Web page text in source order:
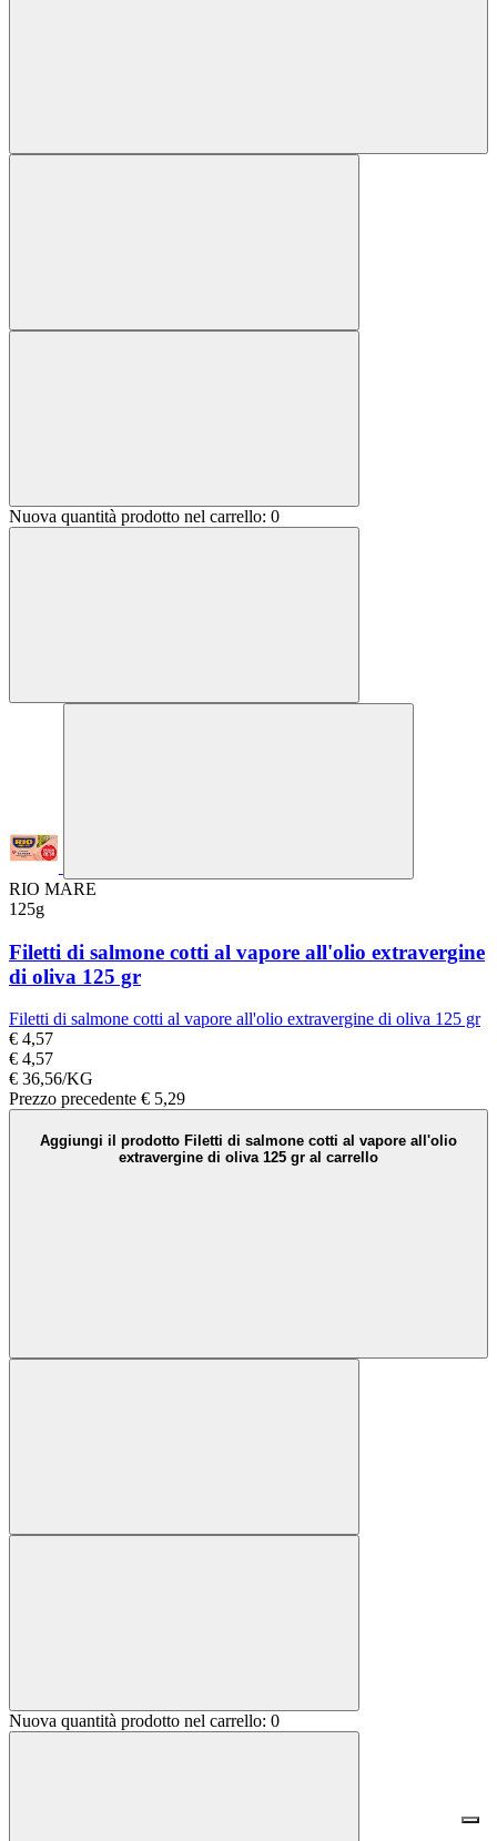
Nuova quantità prodotto nel carrello: 0
RIO MARE
125g
Filetti di salmone cotti al vapore all'olio extravergine
di oliva 125 gr
Filetti di salmone cotti al vapore all'olio extravergine di oliva 125 gr
€ 4,57
€ 4,57
€ 36,56/KG
Prezzo precedente € 5,29
Aggiungi il prodotto Filetti di salmone cotti al vapore all'olio
extravergine di oliva 125 gr al carrello
Nuova quantità prodotto nel carrello: 0